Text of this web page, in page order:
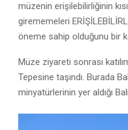
müzenin erişilebilirliğinin
girememeleri
öneme sahip olduğunu bir
Müze ziyareti sonrası
Tepesine taşındı. Burada
minyatürlerinin yer aldığı